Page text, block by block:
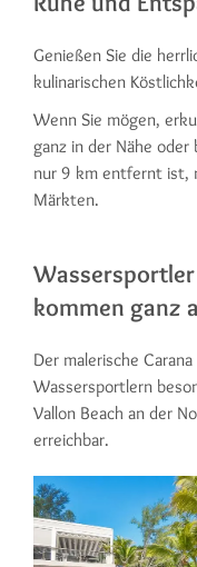
Genießen Sie die
kulinarischen
Wenn Sie mögen,
ganz in der Nähe
nur 9 km entfernt ist,
Märkten.
kommen ganz
Der malerische
Wassersportlern
Vallon Beach an der
erreichbar.